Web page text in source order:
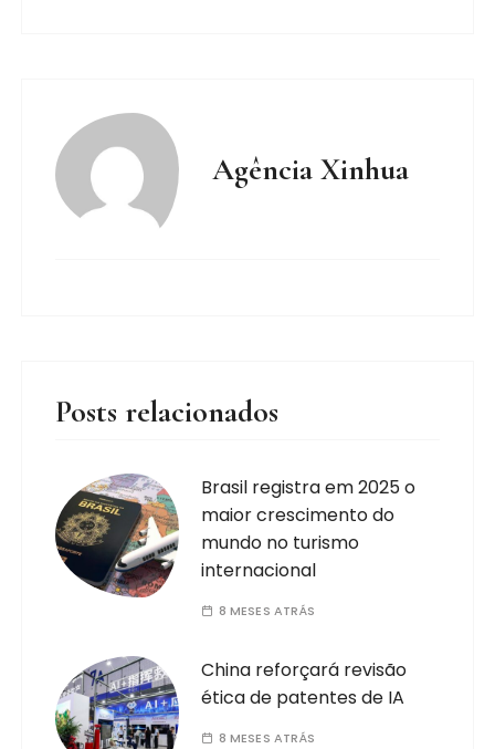
Agência Xinhua
Posts relacionados
Brasil registra em 2025 o
maior crescimento do
mundo no turismo
internacional
8 MESES ATRÁS
China reforçará revisão
ética de patentes de IA
8 MESES ATRÁS